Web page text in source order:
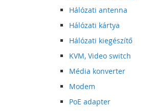
Hálózati antenna
Hálózati kártya
Hálózati kiegészítő
KVM, Video switch
Média konverter
Modem
PoE adapter